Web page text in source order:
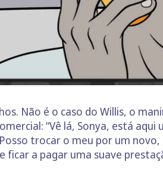
Não é o caso do Willis, o
“Vê lá, Sonya, está aqui
trocar o meu por um
a pagar uma suave